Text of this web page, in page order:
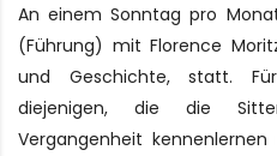
An einem Sonntag pro
(Führung) mit Florence
und Geschichte, statt.
diejenigen, die die
Vergangenheit